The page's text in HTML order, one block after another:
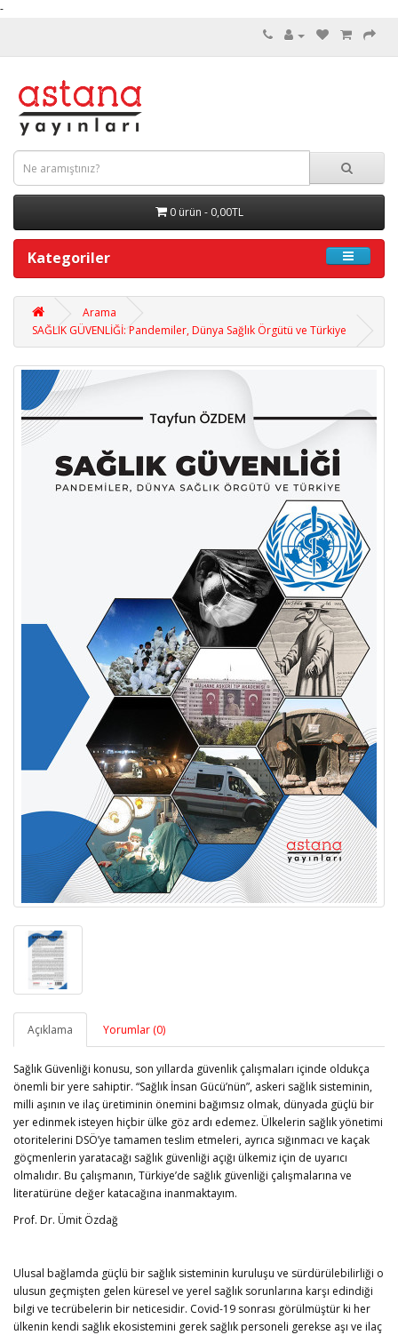
-
0 ürün - 0,00TL
Kategoriler
Arama
SAĞLIK GÜVENLİĞİ: Pandemiler, Dünya Sağlık Örgütü ve Türkiye
Açıklama Yorumlar (0)
Sağlık Güvenliği konusu, son yıllarda güvenlik çalışmaları içinde oldukça
önemli bir yere sahiptir. “Sağlık İnsan Gücü’nün”, askeri sağlık sisteminin,
milli aşının ve ilaç üretiminin önemini bağımsız olmak, dünyada güçlü bir
yer edinmek isteyen hiçbir ülke göz ardı edemez. Ülkelerin sağlık yönetimi
otoritelerini DSÖ’ye tamamen teslim etmeleri, ayrıca sığınmacı ve kaçak
göçmenlerin yaratacağı sağlık güvenliği açığı ülkemiz için de uyarıcı
olmalıdır. Bu çalışmanın, Türkiye’de sağlık güvenliği çalışmalarına ve
literatürüne değer katacağına inanmaktayım.
Prof. Dr. Ümit Özdağ
Ulusal bağlamda güçlü bir sağlık sisteminin kuruluşu ve sürdürülebilirliği o
ulusun geçmişten gelen küresel ve yerel sağlık sorunlarına karşı edindiği
bilgi ve tecrübelerin bir neticesidir. Covid-19 sonrası görülmüştür ki her
ülkenin kendi sağlık ekosistemini gerek sağlık personeli gerekse aşı ve ilaç